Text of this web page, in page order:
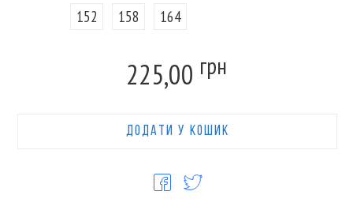
152
158 164
225,00 грн
ДОДАТИ У КОШИК